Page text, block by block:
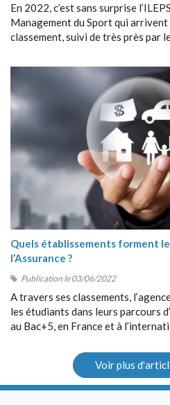
En 2022, c’est sans surprise
Management du Sport qui
classement, suivi de très près par
Quels établissements forment
l’Assurance ?
Publication le 03/06/2022
A travers ses classements,
les étudiants dans leurs parcours
au Bac+5, en France et à
Internet, salons.
Voir plus